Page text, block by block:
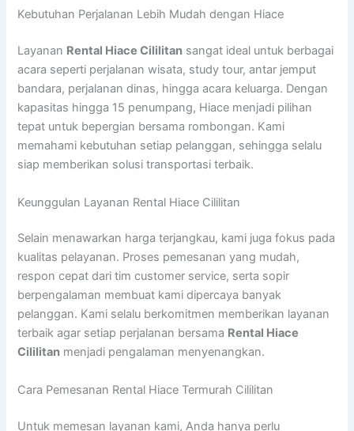
Kebutuhan Perjalanan Lebih Mudah dengan Hiace
Layanan Rental Hiace Cililitan sangat ideal untuk berbagai
acara seperti perjalanan wisata, study tour, antar jemput
bandara, perjalanan dinas, hingga acara keluarga. Dengan
kapasitas hingga 15 penumpang, Hiace menjadi pilihan
tepat untuk bepergian bersama rombongan. Kami
memahami kebutuhan setiap pelanggan, sehingga selalu
siap memberikan solusi transportasi terbaik.
Keunggulan Layanan Rental Hiace Cililitan
Selain menawarkan harga terjangkau, kami juga fokus pada
kualitas pelayanan. Proses pemesanan yang mudah,
respon cepat dari tim customer service, serta sopir
berpengalaman membuat kami dipercaya banyak
pelanggan. Kami selalu berkomitmen memberikan layanan
terbaik agar setiap perjalanan bersama Rental Hiace
Cililitan menjadi pengalaman menyenangkan.
Cara Pemesanan Rental Hiace Termurah Cililitan
Untuk memesan layanan kami, Anda hanya perlu